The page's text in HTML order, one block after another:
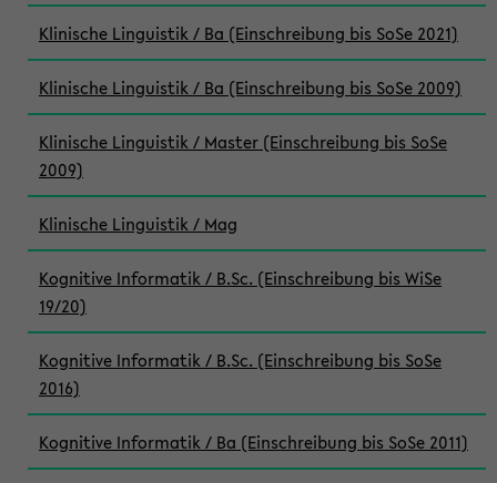
Klinische Linguistik / Ba (Einschreibung bis SoSe 2021)
Klinische Linguistik / Ba (Einschreibung bis SoSe 2009)
Klinische Linguistik / Master (Einschreibung bis SoSe
2009)
Klinische Linguistik / Mag
Kognitive Informatik / B.Sc. (Einschreibung bis WiSe
19/20)
Kognitive Informatik / B.Sc. (Einschreibung bis SoSe
2016)
Kognitive Informatik / Ba (Einschreibung bis SoSe 2011)